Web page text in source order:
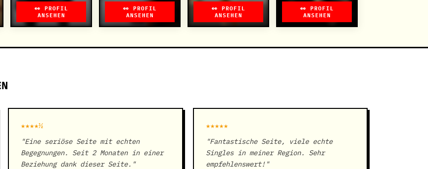
👀 PROFIL
ANSEHEN
👀 PROFIL
ANSEHEN
👀 PROFIL
ANSEHEN
👀 PROFIL
ANSEHEN
★★★★½
"Eine seriöse Seite mit echten
Begegnungen. Seit 2 Monaten in einer
Beziehung dank dieser Seite."
★★★★★
"Fantastische Seite, viele echte
Singles in meiner Region. Sehr
empfehlenswert!"